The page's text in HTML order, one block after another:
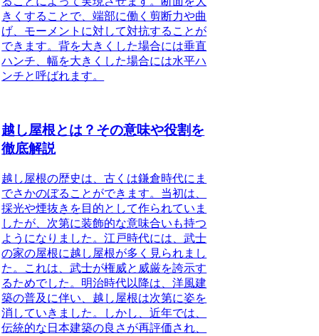
きくすることで、端部に働く剪断力や曲
げ、モーメントに対して対抗することが
できます。背を大きくした場合には垂直
ハンチ 、幅を大きくした場合には水平ハ
ンチと呼ばれます。
越し屋根とは？その意味や役割を
徹底解説
越し屋根の歴史は、古くは鎌倉時代にま
でさかのぼることができます。当初は、
採光や煙抜きを目的として作られていま
したが、次第に装飾的な意味合いも持つ
ようになりました。江戸時代には、武士
の家の屋根に越し屋根が多く見られまし
た。これは、武士が権威と威厳を誇示す
るためでした。明治時代以降は、洋風建
築の普及に伴い、越し屋根は次第に姿を
消していきました。しかし、近年では、
伝統的な日本建築の良さが再評価され、